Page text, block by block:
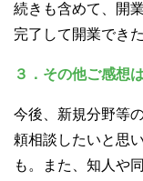
続きも含めて、開
完了して開業でき
３．その他ご感想
今後、新規分野等
頼相談したいと思
も。また、知人や